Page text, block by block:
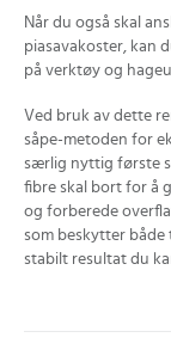
Når du også skal
piasavakoster, kan
på verktøy og
Ved bruk av dette
såpe-metoden for
særlig nyttig første
fibre skal bort for å
og forberede
som beskytter
stabilt resultat du